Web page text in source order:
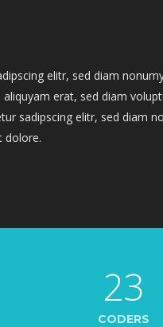
elitr, sed diam
erat, sed diam
sadipscing elitr, sed diam
dolore.
23
CODERS